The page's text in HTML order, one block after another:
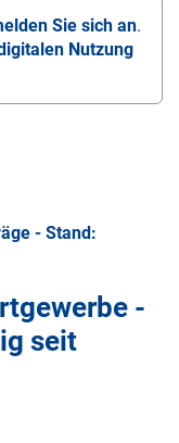
Sie sich an.
Nutzung
- Stand:
-
seit